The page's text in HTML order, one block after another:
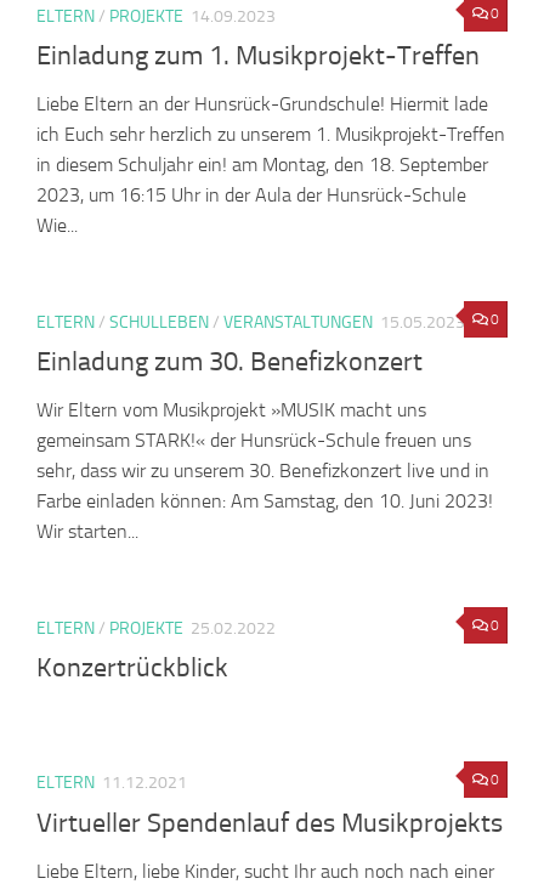
0
ELTERN/ PROJEKTE 14.09.2023
Einladung zum 1. Musikprojekt-Treffen
Liebe Eltern an der Hunsrück-Grundschule! Hiermit lade
ich Euch sehr herzlich zu unserem 1. Musikprojekt-Treffen
in diesem Schuljahr ein! am Montag, den 18. September
2023, um 16:15 Uhr in der Aula der Hunsrück-Schule
Wie...
0
ELTERN/ SCHULLEBEN/ VERANSTALTUNGEN 15.05.2023
Einladung zum 30. Benefizkonzert
Wir Eltern vom Musikprojekt »MUSIK macht uns
gemeinsam STARK!« der Hunsrück-Schule freuen uns
sehr, dass wir zu unserem 30. Benefizkonzert live und in
Farbe einladen können: Am Samstag, den 10. Juni 2023!
Wir starten...
0
ELTERN/ PROJEKTE 25.02.2022
Konzertrückblick
0
ELTERN 11.12.2021
Virtueller Spendenlauf des Musikprojekts
Liebe Eltern, liebe Kinder, sucht Ihr auch noch nach einer